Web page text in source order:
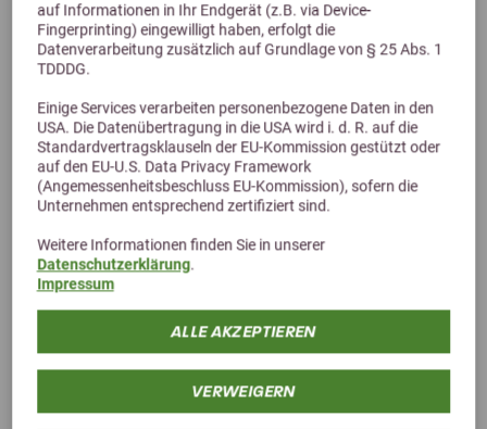
auf Informationen in Ihr Endgerät (z.B. via Device-
Fingerprinting) eingewilligt haben, erfolgt die
Datenverarbeitung zusätzlich auf Grundlage von § 25 Abs. 1
TDDDG.
Einige Services verarbeiten personenbezogene Daten in den
USA. Die Datenübertragung in die USA wird i. d. R. auf die
Standardvertragsklauseln der EU-Kommission gestützt oder
auf den EU-U.S. Data Privacy Framework
(Angemessenheitsbeschluss EU-Kommission), sofern die
Unternehmen entsprechend zertifiziert sind.
Weitere Informationen finden Sie in unserer
Datenschutzerklärung.
Impressum
ALLE AKZEPTIEREN
VERWEIGERN
Agrobs PRE ALPIN Aspero
Hochwertiges Strukturfutter für Pferde
ab 25,90 €